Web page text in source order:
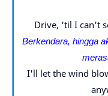
Drive, 'til I can't
Berkendara, hingga
I'll let the wind